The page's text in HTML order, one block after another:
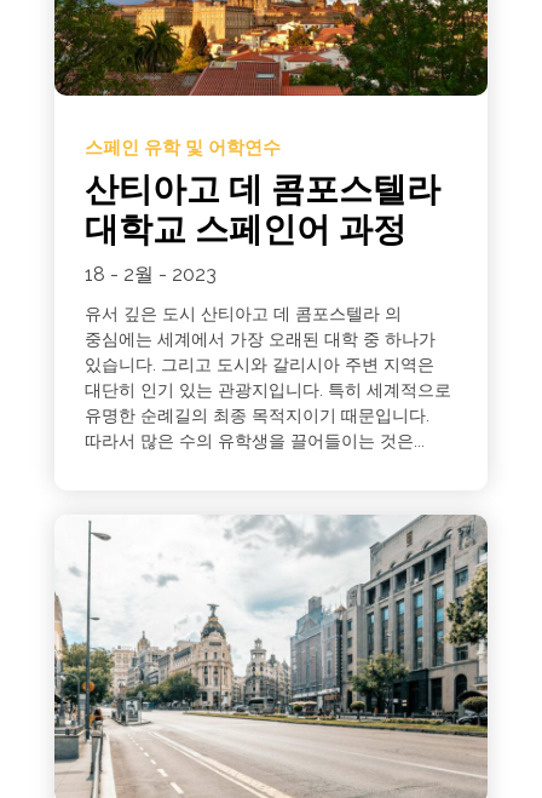
스페인 유학 및 어학연수
산티아고 데 콤포스텔라
대학교 스페인어 과정
18 - 2월 - 2023
유서 깊은 도시 산티아고 데 콤포스텔라 의
중심에는 세계에서 가장 오래된 대학 중 하나가
있습니다. 그리고 도시와 갈리시아 주변 지역은
대단히 인기 있는 관광지입니다. 특히 세계적으로
유명한 순례길의 최종 목적지이기 때문입니다.
따라서 많은 수의 유학생을 끌어들이는 것은...